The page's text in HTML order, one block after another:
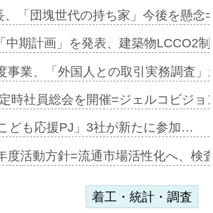
、「団塊世代の持ち家」今後を懸
中期計画」を発表、建築物LCCO2
事業、「外国人との取引実務調査
時社員総会を開催=ジェルコビジ
ども応援PJ」3社が新たに参加…
度活動方針=流通市場活性化へ、検
着工・統計・調査